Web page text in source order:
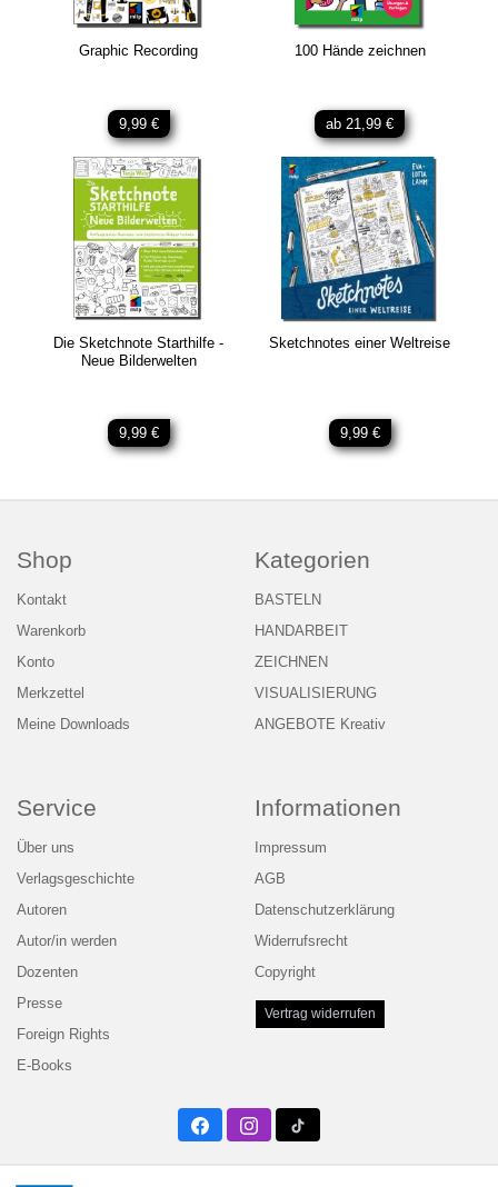
Graphic Recording
9,99 €
100 Hände zeichnen
ab 21,99 €
Die Sketchnote Starthilfe -
Neue Bilderwelten
9,99 €
Sketchnotes einer Weltreise
9,99 €
Shop
Kontakt
Warenkorb
Konto
Merkzettel
Meine Downloads
Kategorien
BASTELN
HANDARBEIT
ZEICHNEN
VISUALISIERUNG
ANGEBOTE Kreativ
Service
Über uns
Verlagsgeschichte
Autoren
Autor/in werden
Dozenten
Presse
Foreign Rights
E-Books
Informationen
Impressum
AGB
Datenschutzerklärung
Widerrufsrecht
Copyright
Vertrag widerrufen
FacebookInstagramTwitter